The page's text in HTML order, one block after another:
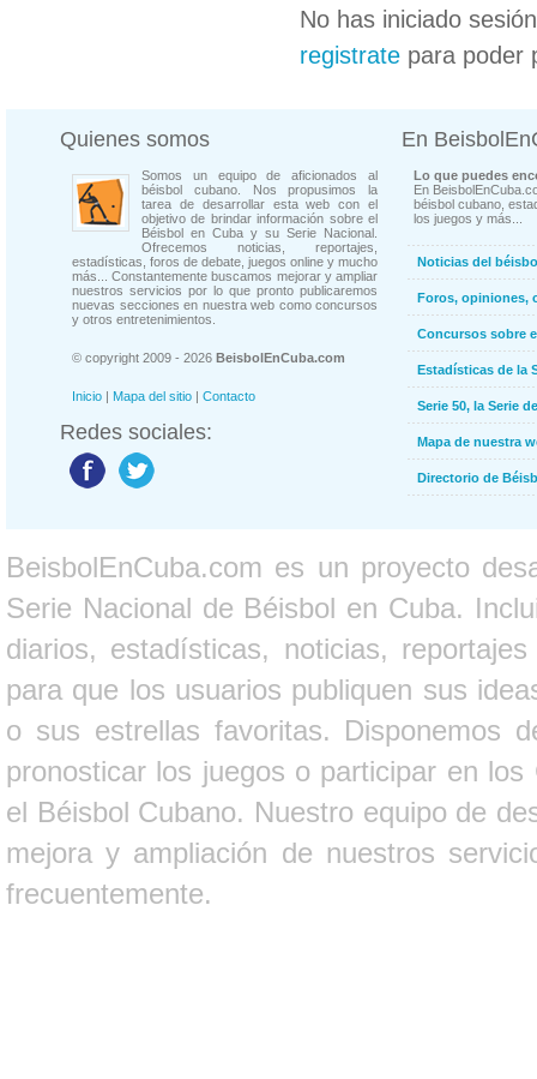
No has iniciado
registrate para poder
Quienes somos
Somos un equipo de aficionados al
béisbol cubano. Nos propusimos la
tarea de desarrollar esta web con el
objetivo de brindar información sobre el
Béisbol en Cuba y su Serie Nacional.
Ofrecemos noticias, reportajes,
estadísticas, foros de debate, juegos online y mucho
más... Constantemente buscamos mejorar y ampliar
nuestros servicios por lo que pronto publicaremos
nuevas secciones en nuestra web como concursos
y otros entretenimientos.
© copyright 2009 - 2026 BeisbolEnCuba.com
Inicio | Mapa del sitio | Contacto
Redes sociales:
En
Lo que puedes
En
béisbol cubano,
los juegos y más...
Noticias del
Foros, opiniones,
Concursos sobre
Estadísticas de la
Serie 50, la Serie
Mapa de nuestra
Directorio de
BeisbolEnCuba.com es un proyecto
Serie Nacional de Béisbol en Cuba.
diarios, estadísticas, noticias,
para que los usuarios publiquen sus
o sus estrellas favoritas. Disponemos
pronosticar los juegos o participar en
el Béisbol Cubano. Nuestro equipo de
mejora y ampliación de nuestros
frecuentemente.